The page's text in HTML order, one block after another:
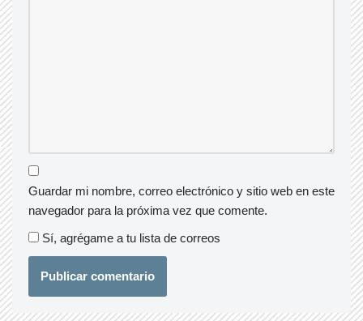
Guardar mi nombre, correo electrónico y sitio web en este
navegador para la próxima vez que comente.
Sí, agrégame a tu lista de correos